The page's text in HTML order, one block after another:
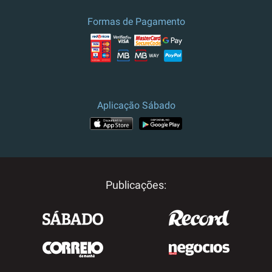
Preço e campanha válidos para
Portugal. Para outros destinos, por
favor contacte-nos.
Formas de Pagamento
Aplicação Sábado
Publicações: